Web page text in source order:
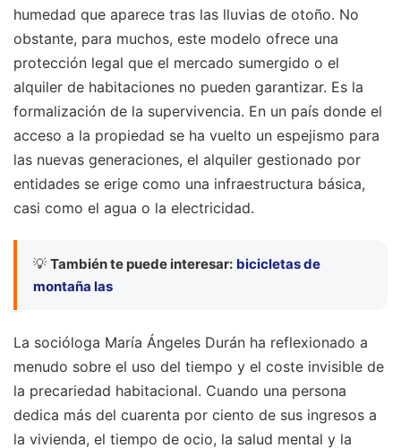
humedad que aparece tras las lluvias de otoño. No
obstante, para muchos, este modelo ofrece una
protección legal que el mercado sumergido o el
alquiler de habitaciones no pueden garantizar. Es la
formalización de la supervivencia. En un país donde el
acceso a la propiedad se ha vuelto un espejismo para
las nuevas generaciones, el alquiler gestionado por
entidades se erige como una infraestructura básica,
casi como el agua o la electricidad.
💡 También te puede interesar: bicicletas de
montaña las
La socióloga María Ángeles Durán ha reflexionado a
menudo sobre el uso del tiempo y el coste invisible de
la precariedad habitacional. Cuando una persona
dedica más del cuarenta por ciento de sus ingresos a
la vivienda, el tiempo de ocio, la salud mental y la